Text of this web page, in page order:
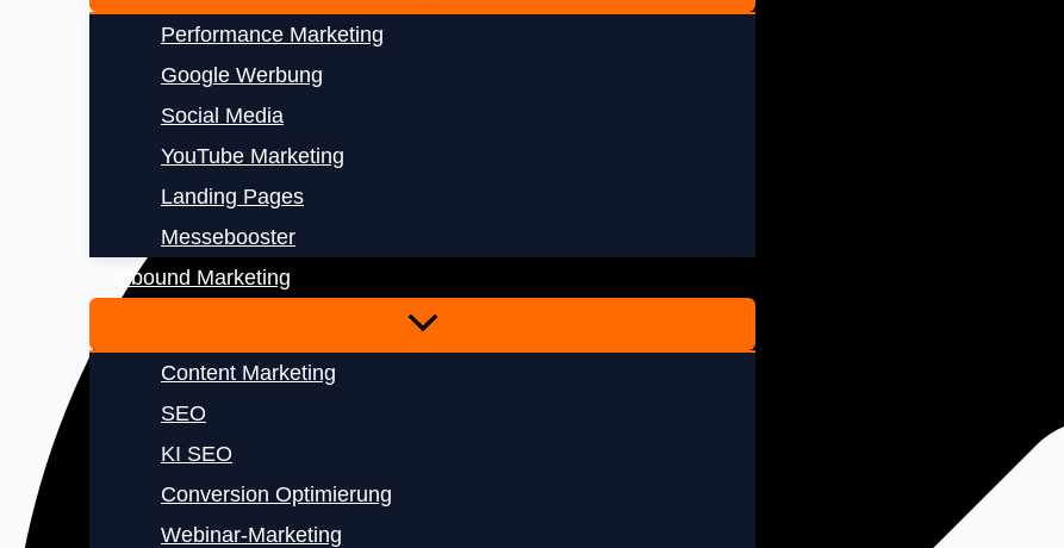
Performance Marketing
Google Werbung
Social Media
YouTube Marketing
Landing Pages
Messebooster
Inbound Marketing
Content Marketing
SEO
KI SEO
Conversion Optimierung
Webinar-Marketing